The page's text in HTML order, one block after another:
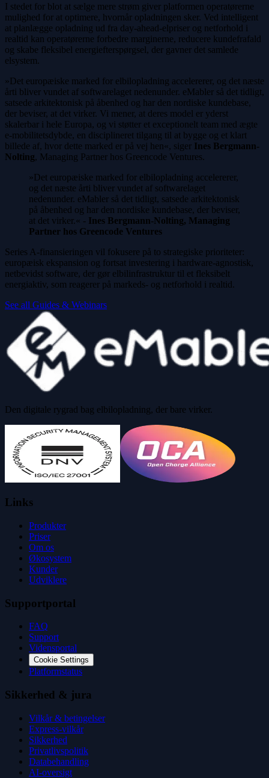
I stedet for blot at sælge mere strøm giver platformen operatørerne
mulighed for at optimere, hvornår opladningen sker. Ved intelligent
at planlægge opladning ud fra day-ahead-elpriser og netforhold i
realtid kan operatørerne forbedre marginerne, reducere kundefrafald
og skabe fleksibel energiefterspørgsel, der gavner det samlede
elsystem.
»Det europæiske marked for elbilopladning accelererer, og det næste
årti bliver vundet af softwarelaget nedenunder. eMabler så det tidligt,
satsede arkitektonisk på åbenhed og har den nordiske kundebase,
der beviser, at det virker. Vi mener, at deres model er yderst
skalerbar i hele Europa, og vi støtter et exceptionelt team med ægte
e-mobilitetsdybde, en disciplineret tilgang til at bygge og et klart
billede af, hvor dette marked er på vej hen«, siger Ines Bergmann-
Nolting, Managing Partner hos Greencode Ventures.
»Det europæiske marked for elbilopladning accelererer,
og det næste årti bliver vundet af softwarelaget
nedenunder. eMabler så det tidligt, satsede arkitektonisk
på åbenhed og har den nordiske kundebase, der beviser,
at det virker.« - Ines Bergmann-Nolting, Managing
Partner hos Greencode Ventures
Series A-finansieringen vil fokusere på to strategiske prioriteter:
europæisk ekspansion og fortsat investering i hardware-agnostisk,
netbevidst software, der gør elbilinfrastruktur til et fleksibelt
energiaktiv, som reagerer på markeds- og netforhold i realtid.
See all Guides & Webinars
Den digitale rygrad bag elbilopladning, der bare virker.
Links
Produkter
Priser
Om os
Økosystem
Kunder
Udviklere
Supportportal
FAQ
Support
Vidensportal
Cookie Settings
Platformstatus
Sikkerhed & jura
Vilkår & betingelser
Express-vilkår
Sikkerhed
Privatlivspolitik
Databehandling
AI-oversigt